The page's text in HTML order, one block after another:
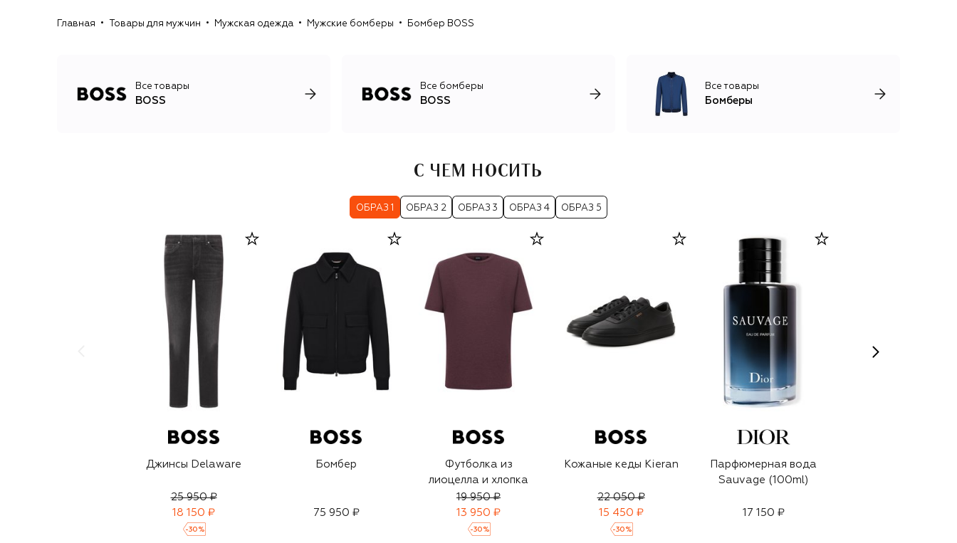
солнцезащитные очки.
Главная Товары для мужчин Мужская одежда Мужские бомберы Бомбер BOSS
Все товары
BOSS
Все бомберы
BOSS
Все товары
Бомберы
С ЧЕМ НОСИТЬ
ОБРАЗ 1 ОБРАЗ 2 ОБРАЗ 3 ОБРАЗ 4 ОБРАЗ 5
Джинсы Delaware
25 950 ₽
18 150 ₽
-30 %
Бомбер
75 950 ₽
Футболка из
лиоцелла и хлопка
19 950 ₽
13 950 ₽
-30 %
Кожаные кеды Kieran
22 050 ₽
15 450 ₽
-30 %
Парфюмерная вода
Sauvage (100ml)
17 150 ₽